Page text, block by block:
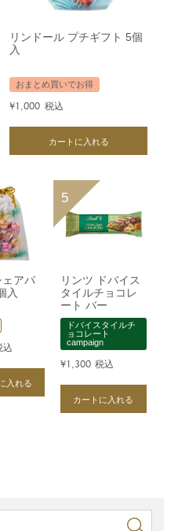
リンドール プチギフト 5個
入
おまとめ買いでお得
¥1,000 税込
カートに入れる
ェアパ
入
込
入れる
リンツ ドバイス
タイルチョコレ
ート バー
ドバイスタイルチ
ョコレート
campaign
¥1,300 税込
カートに入れる